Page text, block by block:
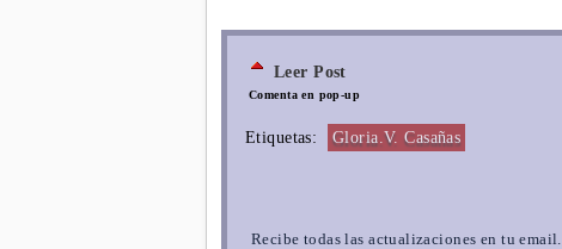
Leer Post
Comenta en pop-up
Etiquetas: Gloria.V. Casañas
Recibe todas las actualizaciones en tu email.